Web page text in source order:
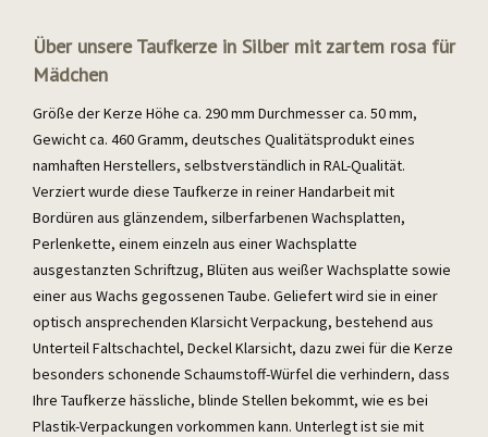
Über unsere Taufkerze in Silber mit zartem rosa für
Mädchen
Größe der Kerze Höhe ca. 290 mm Durchmesser ca. 50 mm,
Gewicht ca. 460 Gramm, deutsches Qualitätsprodukt eines
namhaften Herstellers, selbstverständlich in RAL-Qualität.
Verziert wurde diese Taufkerze in reiner Handarbeit mit
Bordüren aus glänzendem, silberfarbenen Wachsplatten,
Perlenkette, einem einzeln aus einer Wachsplatte
ausgestanzten Schriftzug, Blüten aus weißer Wachsplatte sowie
einer aus Wachs gegossenen Taube. Geliefert wird sie in einer
optisch ansprechenden Klarsicht Verpackung, bestehend aus
Unterteil Faltschachtel, Deckel Klarsicht, dazu zwei für die Kerze
besonders schonende Schaumstoff-Würfel die verhindern, dass
Ihre Taufkerze hässliche, blinde Stellen bekommt, wie es bei
Plastik-Verpackungen vorkommen kann. Unterlegt ist sie mit